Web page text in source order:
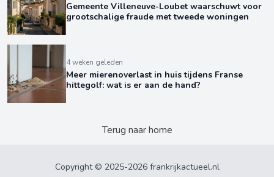
Gemeente Villeneuve-Loubet waarschuwt voor
grootschalige fraude met tweede woningen
4 weken geleden
Meer mierenoverlast in huis tijdens Franse
hittegolf: wat is er aan de hand?
Terug naar home
Copyright © 2025-2026 frankrijkactueel.nl